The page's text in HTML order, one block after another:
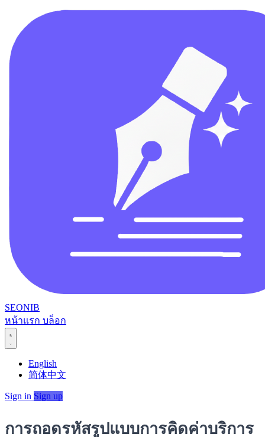
SEONIB
หน้าแรก บล็อก
English
简体中文
Sign in Sign up
การถอดรหัสรูปแบบการคิดค่าบริการ